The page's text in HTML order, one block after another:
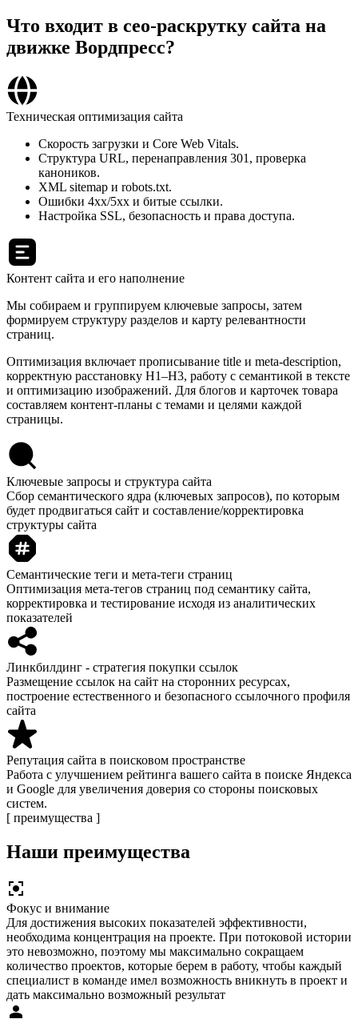
Что входит в сео-раскрутку сайта на
движке Вордпресс?
Техническая оптимизация сайта
Скорость загрузки и Core Web Vitals.
Структура URL, перенаправления 301, проверка
каноников.
XML sitemap и robots.txt.
Ошибки 4xx/5xx и битые ссылки.
Настройка SSL, безопасность и права доступа.
Контент сайта и его наполнение
Мы собираем и группируем ключевые запросы, затем
формируем структуру разделов и карту релевантности
страниц.
Оптимизация включает прописывание title и meta-description,
корректную расстановку H1–H3, работу с семантикой в тексте
и оптимизацию изображений. Для блогов и карточек товара
составляем контент-планы с темами и целями каждой
страницы.
Ключевые запросы и структура сайта
Сбор семантического ядра (ключевых запросов), по которым
будет продвигаться сайт и составление/корректировка
структуры сайта
Семантические теги и мета-теги страниц
Оптимизация мета-тегов страниц под семантику сайта,
корректировка и тестирование исходя из аналитических
показателей
Линкбилдинг - стратегия покупки ссылок
Размещение ссылок на сайт на сторонних ресурсах,
построение естественного и безопасного ссылочного профиля
сайта
Репутация сайта в поисковом пространстве
Работа с улучшением рейтинга вашего сайта в поиске Яндекса
и Google для увеличения доверия со стороны поисковых
систем.
[ преимущества ]
Наши преимущества
Фокус и внимание
Для достижения высоких показателей эффективности,
необходима концентрация на проекте. При потоковой истории
это невозможно, поэтому мы максимально сокращаем
количество проектов, которые берем в работу, чтобы каждый
специалист в команде имел возможность вникнуть в проект и
дать максимально возможный результат